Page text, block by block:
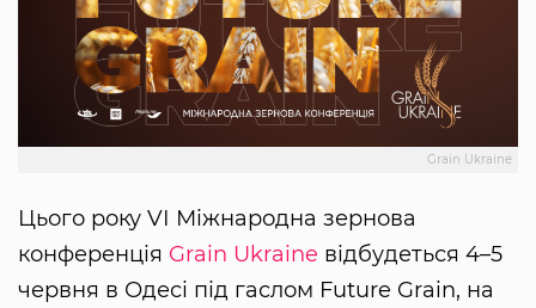
Grain Ukraine
Цього року VІ Міжнародна зернова
конференція Grain Ukraine відбудеться 4–5
червня в Одесі під гаслом Future Grain, на